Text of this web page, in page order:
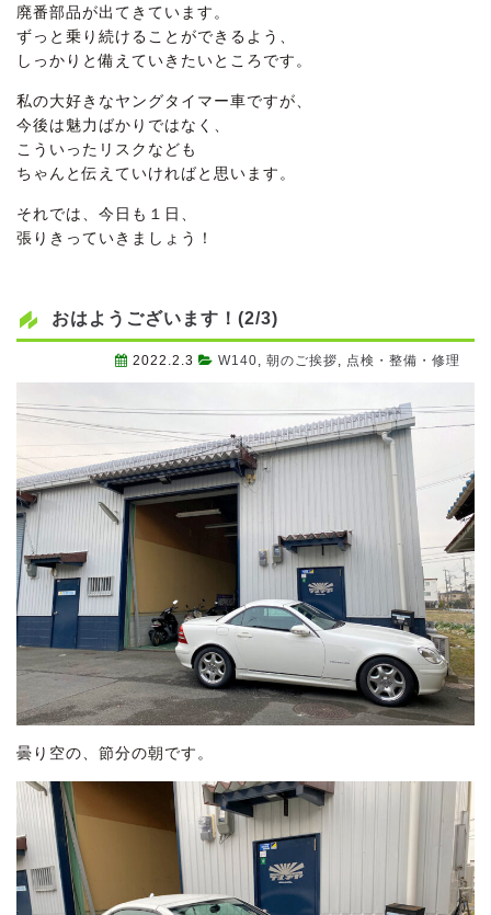
廃番部品が出てきています。
ずっと乗り続けることができるよう、
しっかりと備えていきたいところです。
私の大好きなヤングタイマー車ですが、
今後は魅力ばかりではなく、
こういったリスクなども
ちゃんと伝えていければと思います。
それでは、今日も１日、
張りきっていきましょう！
おはようございます！(2/3)
2022.2.3 W140 朝のご挨拶 点検・整備・修理
曇り空の、節分の朝です。